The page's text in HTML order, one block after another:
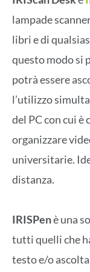
lampade
libri e di
questo modo si
potrà essere
l’utilizzo
del PC con cui
organizzare
universitarie.
distanza.
IRISPenè una
tutti quelli che
testo e/o